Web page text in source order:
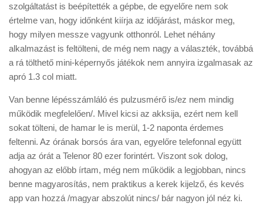
szolgáltatást is beépítették a gépbe, de egyelőre nem sok
értelme van, hogy időnként kiírja az időjárást, máskor meg,
hogy milyen messze vagyunk otthonról. Lehet néhány
alkalmazást is feltölteni, de még nem nagy a választék, továbbá
a rá tölthető mini-képernyős játékok nem annyira izgalmasak az
apró 1.3 col miatt.
Van benne lépésszámláló és pulzusmérő is/ez nem mindig
működik megfelelően/. Mivel kicsi az akksija, ezért nem kell
sokat tölteni, de hamar le is merül, 1-2 naponta érdemes
feltenni. Az órának borsós ára van, egyelőre telefonnal együtt
adja az órát a Telenor 80 ezer forintért. Viszont sok dolog,
ahogyan az előbb írtam, még nem működik a legjobban, nincs
benne magyarosítás, nem praktikus a kerek kijelző, és kevés
app van hozzá /magyar abszolút nincs/ bár nagyon jól néz ki.